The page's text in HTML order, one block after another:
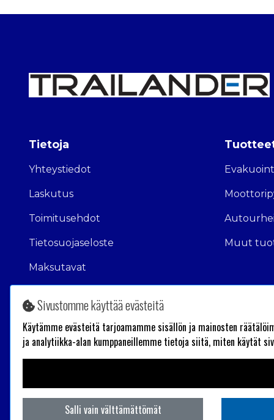
Tietoja
Yhteystiedot
Laskutus
Toimitusehdot
Tietosuojaseloste
Maksutavat
Muut
Sivustomme käyttää evästeitä
Käytämme evästeitä tarjoamamme sisällön ja mainosten
ja analytiikka-alan kumppaneillemme tietoja siitä, miten käytät
Salli vain välttämättömät